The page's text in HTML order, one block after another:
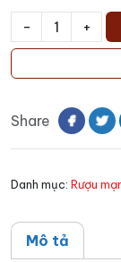
- +
Share
Danh mục: Rượu
Mô tả